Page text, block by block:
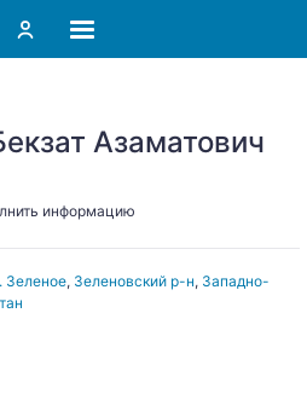
Азаматович
информацию
Зеленое, Зеленовский р-н, Западно-